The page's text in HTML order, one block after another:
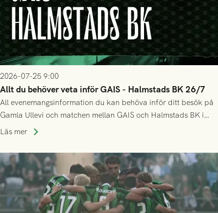
2026-07-25 9:00
Allt du behöver veta inför GAIS - Halmstads BK 26/7
All evenemangsinformation du kan behöva inför ditt besök på
Gamla Ullevi och matchen mellan GAIS och Halmstads BK i
Allsvenskan! Avspark kl 16.30 på söndag 26/7.
Läs mer